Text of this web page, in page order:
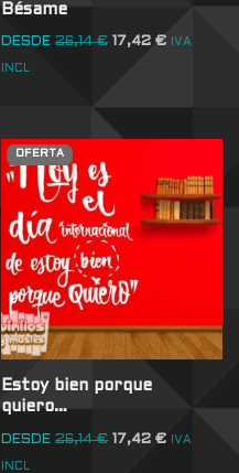
Bésame
DESDE 26,14€ 17,42€ IVA
INCL
OFERTA
Estoy bien porque
quiero…
DESDE 26,14€ 17,42€ IVA
INCL